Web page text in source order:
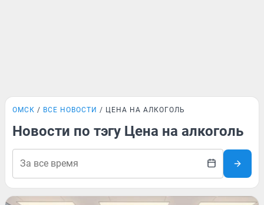
ОМСК ВСЕ НОВОСТИ ЦЕНА НА АЛКОГОЛЬ
Новости по тэгу Цена на алкоголь